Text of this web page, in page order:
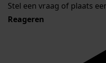
Stel een vraag of plaats
Reageren